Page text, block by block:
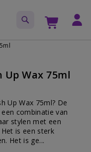
Up Wax 75ml
Up Wax 75ml? De
combinatie van
stylen met een
is een sterk
Het is ge...